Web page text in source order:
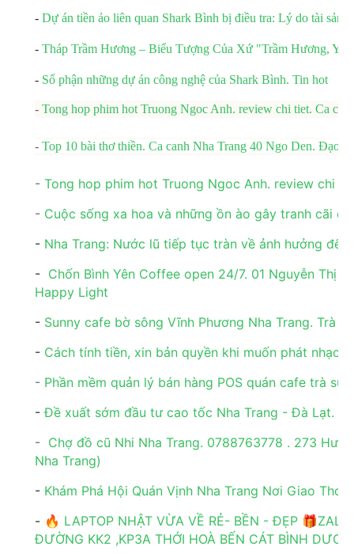
- Dự án tiền ảo liên quan Shark Bình bị điều tra: Lý do tài sản
- Tháp Trầm Hương – Biểu Tượng Của Xứ "Trầm Hương,
- Số phận những dự án công nghệ của Shark Bình. Tin hot
- Tong hop phim hot Truong Ngoc Anh. review chi tiet. Ca
- Top 10 bài thơ thiền. Ca canh Nha Trang 40 Ngo Den. Đạo
- Tong hop phim hot Truong Ngoc Anh. review chi
- Cuộc sống xa hoa và những ồn ào gây tranh cãi
- Nha Trang: Nước lũ tiếp tục tràn về ảnh hưởng
- Chốn Bình Yên Coffee open 24/7. 01 Nguyễn Thị
Happy Light
- Sunny cafe bờ sông Vĩnh Phương Nha Trang. Trà
- Cách tính tiền, xin bản quyền khi muốn phát nhạc
- Phần mềm quản lý bán hàng POS quán cafe trà
-Đề xuất sớm đầu tư cao tốc Nha Trang - Đà Lạt.
- Chợ đồ cũ Nhi Nha Trang. 0788763778 . 273
Nha Trang)
- Khám Phá Hội Quán Vịnh Nha Trang Nơi Giao
- 🔥 LAPTOP NHẬT VỪA VỀ RẺ- BỀN - ĐẸP
ĐƯỜNG KK2 ,KP3A THỚI HOÀ BẾN CÁT BÌNH